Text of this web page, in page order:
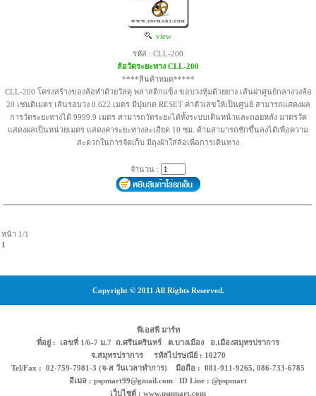
view
รหัส : CLL-200
ล้อวัดระยะทาง CLL-200
****สินค้าหมด*****
CLL-200 โครงสร้างของล้อทำด้วยวัสดุ พสาสติกแข็ง ขอบวงหุ้มด้วยยาง เส้นผ่าศูนย์กลางวงล้อ
20 เซนติเมตร เส้นรอบวง 0.622 เมตร มีปุ่มกด RESET ค่าตัวเลขให้เป็นศูนย์ สามารถแสดงผล
การวัดระยะทางได้ 9999.9 เมตร สามารถวัดระยะได้ทั้งระบบเดินหน้าและถอยหลัง มาตรวัด
แสดงผลเป็นหน่วยเมตร แสดงค่าระยะทางละเอียด 10 ซม. ด้ามสามารถชักขึ้นลงได้เพื่อความ
สะดวกในการจัดเก็บ มีถุงผ้าใส่ล้อเพื่อการเดินทาง
จำนวน :
หน้า 1/1
1
Copyright © 2011 All Rights Reserved.
พีเอสพี มาร์ท
ที่อยู่ : เลขที่ 1/6-7 ม.7 ถ.ศรีนครินทร์ ต.บางเมือง อ.เมืองสมุทรปราการ
จ.สมุทรปราการ รหัสไปรษณีย์ : 10270
Tel/Fax : 02-759-7981-3 (จ-ส วันเวลาทำการ) มือถือ : 081-911-9265, 086-733-6785
อีเมล : pspmart99@gmail.com ID Line : @pspmart
เว็บไซต์ : www.pspmart.com